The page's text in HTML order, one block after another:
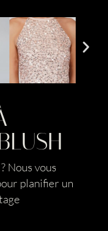
Nous vous
planifier un